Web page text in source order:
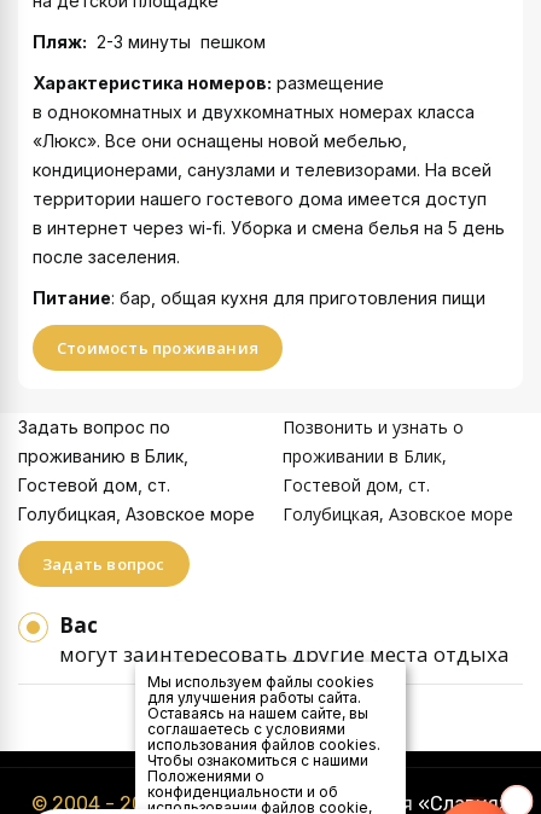
Пляж: 2-3 минуты пешком
Характеристика номеров: размещение
в однокомнатных и двухкомнатных номерах класса
«Люкс». Все они оснащены новой мебелью,
кондиционерами, санузлами и телевизорами. На всей
территории нашего гостевого дома имеется доступ
в интернет через wi-fi. Уборка и смена белья на 5 день
после заселения.
Питание: бар, общая кухня для приготовления пищи
Стоимость проживания
Задать вопрос по
проживанию в Блик,
Гостевой дом, ст.
Голубицкая, Азовское море
Задать вопрос
Позвонить и узнать о
проживании в Блик,
Гостевой дом, ст.
Голубицкая, Азовское море
Вас
могут заинтересовать другие места отдыха
© 2004 - 2026 Туристическая компания «Славия»
Мы используем файлы cookies
для улучшения работы сайта.
Оставаясь на нашем сайте, вы
соглашаетесь с условиями
использования файлов cookies.
Чтобы ознакомиться с нашими
Положениями о
конфиденциальности и об
использовании файлов cookie,